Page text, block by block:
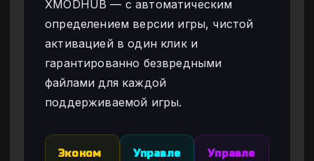
XMODHUB — с автоматическим
определением версии игры, чистой
активацией в один клик и
гарантированно безвредными
файлами для каждой
поддерживаемой игры.
Эконом
Управле
Управле